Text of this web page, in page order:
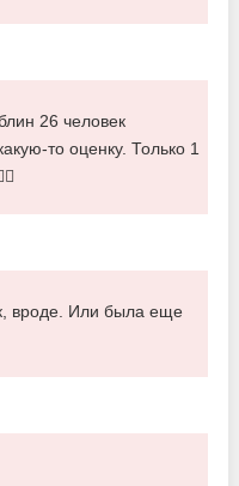
26 человек
то оценку. Только 1
вроде. Или была еще